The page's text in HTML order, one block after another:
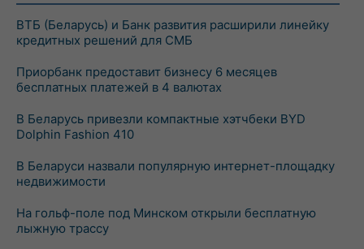
ВТБ (Беларусь) и Банк развития расширили линейку
кредитных решений для СМБ
Приорбанк предоставит бизнесу 6 месяцев
бесплатных платежей в 4 валютах
В Беларусь привезли компактные хэтчбеки BYD
Dolphin Fashion 410
В Беларуси назвали популярную интернет-площадку
недвижимости
На гольф-поле под Минском открыли бесплатную
лыжную трассу